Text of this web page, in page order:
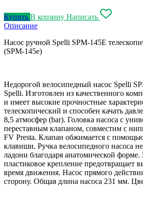
Купить В корзину Написать
Описание
Насос ручной Spelli SPM-145E
(SPM-145e)
Недорогой велосипедный насос Spelli
Spelli. Изготовлен из качественного
и имеет высокие прочностные
телескопический и способен качать
8,5 атмосфер (bar). Головка насоса с
переставным клапаном, совместим с
FV Presta. Клапан обжимается с
клавиши. Ручка велосипедного насоса
ладони благодаря анатомической
пластиковое крепление предотвращает
время движения. Насос прямого
сторону. Общая длина насоса 231 мм.